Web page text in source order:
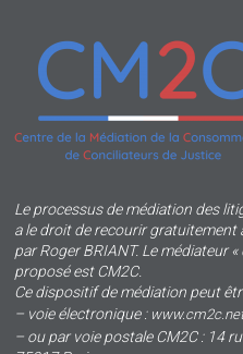
Le processus de médiation des
a le droit de recourir gratuitement
par Roger BRIANT. Le médiateur
proposé est CM2C.
Ce dispositif de médiation peut
– voie électronique :
– ou par voie postale CM2C : 14